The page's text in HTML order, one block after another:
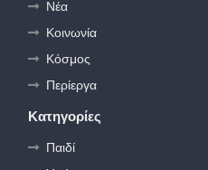
Νέα
Κοινωνία
Κόσμος
Περίεργα
Κατηγορίες
Παιδί